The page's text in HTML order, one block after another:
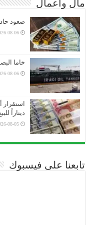
مال واعمال
صعود
08-06
خاما
08-06
ديناراً
08-05
تابعنا على فيسبوك